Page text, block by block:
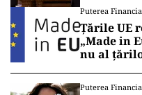
Puterea
Țările UE
„Made in
nu al
Puterea